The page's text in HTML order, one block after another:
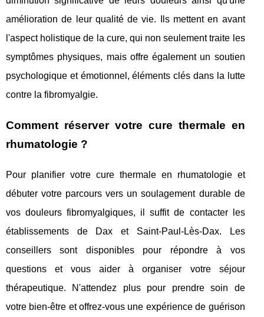
amélioration de leur qualité de vie. Ils mettent en avant
l'aspect holistique de la cure, qui non seulement traite les
symptômes physiques, mais offre également un soutien
psychologique et émotionnel, éléments clés dans la lutte
contre la fibromyalgie.
Comment réserver votre cure thermale en
rhumatologie ?
Pour planifier votre cure thermale en rhumatologie et
débuter votre parcours vers un soulagement durable de
vos douleurs fibromyalgiques, il suffit de contacter les
établissements de Dax et Saint-Paul-Lès-Dax. Les
conseillers sont disponibles pour répondre à vos
questions et vous aider à organiser votre séjour
thérapeutique. N'attendez plus pour prendre soin de
votre bien-être et offrez-vous une expérience de guérison